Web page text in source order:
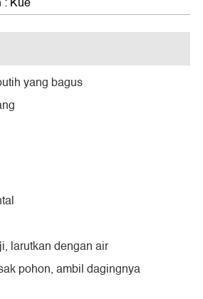
yang bagus
larutkan dengan air
pohon, ambil dagingnya